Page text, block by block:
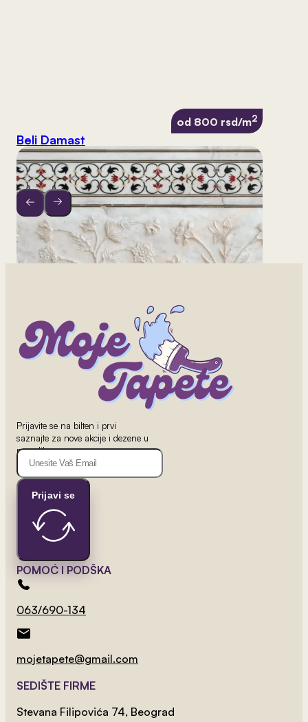
od 800 rsd/m2
Beli Damast
Lux Tapet 12
Lux Tapet 10
Prijavite se na bilten i prvi
saznajte za nove akcije i dezene u
ponudi!
Prijavi se
POMOĆ I PODŠKA
063/690-134
mojetapete@gmail.com
SEDIŠTE FIRME
Stevana Filipovića 74, Beograd